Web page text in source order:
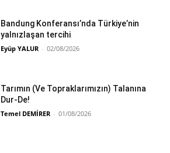
Bandung Konferansı’nda Türkiye’nin
yalnızlaşan tercihi
Eyüp YALUR - 02/08/2026
Tarımın (Ve Topraklarımızın) Talanına
Dur-De!
Temel DEMİRER - 01/08/2026